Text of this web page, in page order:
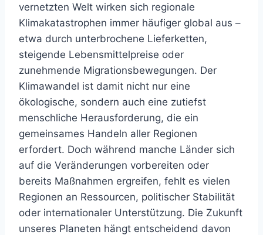
vernetzten Welt wirken sich regionale
Klimakatastrophen immer häufiger global aus –
etwa durch unterbrochene Lieferketten,
steigende Lebensmittelpreise oder
zunehmende Migrationsbewegungen. Der
Klimawandel ist damit nicht nur eine
ökologische, sondern auch eine zutiefst
menschliche Herausforderung, die ein
gemeinsames Handeln aller Regionen
erfordert. Doch während manche Länder sich
auf die Veränderungen vorbereiten oder
bereits Maßnahmen ergreifen, fehlt es vielen
Regionen an Ressourcen, politischer Stabilität
oder internationaler Unterstützung. Die Zukunft
unseres Planeten hängt entscheidend davon